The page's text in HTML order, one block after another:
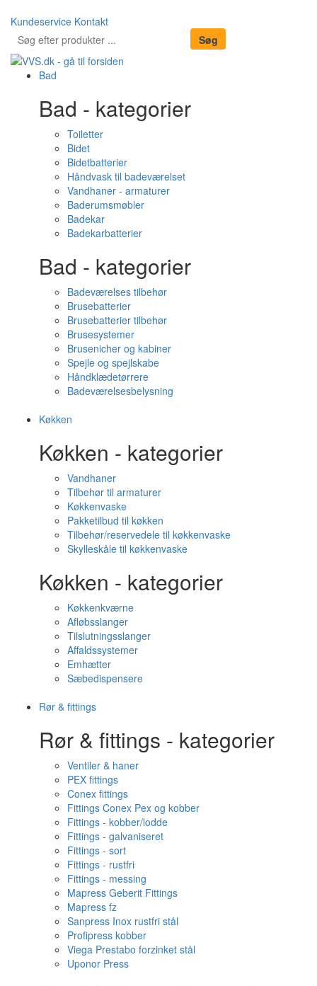
Kundeservice Kontakt
Bad
Bad - kategorier
Toiletter
Bidet
Bidetbatterier
Håndvask til badeværelset
Vandhaner - armaturer
Baderumsmøbler
Badekar
Badekarbatterier
Bad - kategorier
Badeværelses tilbehør
Brusebatterier
Brusebatterier tilbehør
Brusesystemer
Brusenicher og kabiner
Spejle og spejlskabe
Håndklædetørrere
Badeværelsesbelysning
Køkken
Køkken - kategorier
Vandhaner
Tilbehør til armaturer
Køkkenvaske
Pakketilbud til køkken
Tilbehør/reservedele til køkkenvaske
Skylleskåle til køkkenvaske
Køkken - kategorier
Køkkenkværne
Afløbsslanger
Tilslutningsslanger
Affaldssystemer
Emhætter
Sæbedispensere
Rør & fittings
Rør & fittings - kategorier
Ventiler & haner
PEX fittings
Conex fittings
Fittings Conex Pex og kobber
Fittings - kobber/lodde
Fittings - galvaniseret
Fittings - sort
Fittings - rustfri
Fittings - messing
Mapress Geberit Fittings
Mapress fz
Sanpress Inox rustfri stål
Profipress kobber
Viega Prestabo forzinket stål
Uponor Press